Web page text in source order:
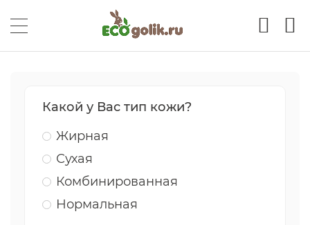
Какой у Вас тип кожи?
Жирная
Сухая
Комбинированная
Нормальная